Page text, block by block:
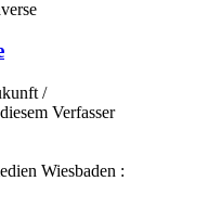
/
Verfasser
Wiesbaden :